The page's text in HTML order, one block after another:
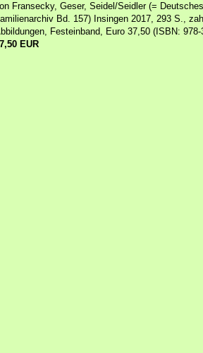
Fransecky, Geser, Seidel/Seidler (= Deutsches
Bd. 157) Insingen 2017, 293 S.,
Festeinband, Euro 37,50 (ISBN: 978-
EUR